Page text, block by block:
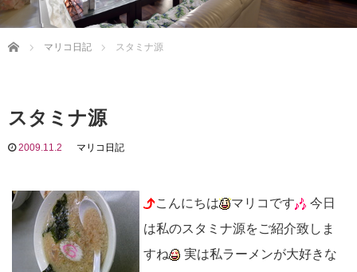
Home マリコ日記 スタミナ源
スタミナ源
2009.11.2 マリコ日記
こんにちは マリコです
今日
は私のスタミナ源をご紹介致しま
すね
実は私ラーメンが大好きな